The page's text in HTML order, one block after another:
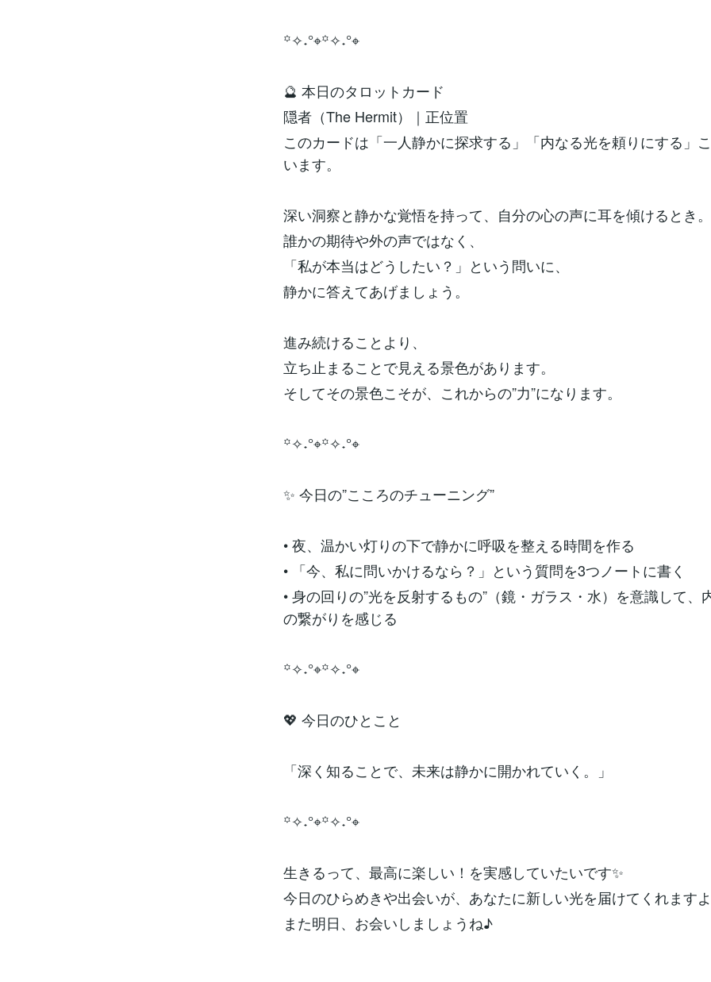
꙳✧˖°⌖꙳✧˖°⌖
🔮 本日のタロットカード
隠者（The Hermit）｜正位置
このカードは「一人静かに探求する」「内なる光を頼りにする」
います。
深い洞察と静かな覚悟を持って、自分の心の声に耳を傾けるとき。
誰かの期待や外の声ではなく、
「私が本当はどうしたい？」という問いに、
静かに答えてあげましょう。
進み続けることより、
立ち止まることで見える景色があります。
そしてその景色こそが、これからの”力”になります。
꙳✧˖°⌖꙳✧˖°⌖
✨ 今日の”こころのチューニング”
• 夜、温かい灯りの下で静かに呼吸を整える時間を作る
• 「今、私に問いかけるなら？」という質問を3つノートに書く
• 身の回りの”光を反射するもの”（鏡・ガラス・水）を意識して、
の繋がりを感じる
꙳✧˖°⌖꙳✧˖°⌖
💖 今日のひとこと
「深く知ることで、未来は静かに開かれていく。」
꙳✧˖°⌖꙳✧˖°⌖
生きるって、最高に楽しい！を実感していたいです✨
今日のひらめきや出会いが、あなたに新しい光を届けてくれます
また明日、お会いしましょうね♪